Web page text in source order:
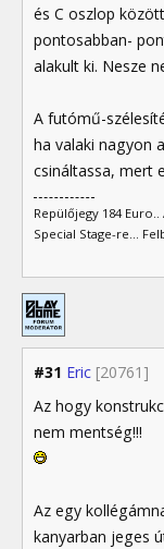
és C oszlop
pontosabban-
alakult ki. Nesze
A futómű-
ha valaki nagyon
csináltassa, mert
Repülőjegy 184
Special Stage-re...
#31 Eric [20761]
Az hogy
nem mentség!!!
Az egy
kanyarban jeges